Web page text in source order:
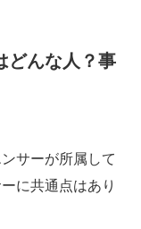
どんな人？事
サーが所属して
に共通点はあり